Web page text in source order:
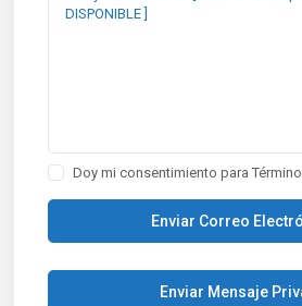
Doy mi consentimiento para